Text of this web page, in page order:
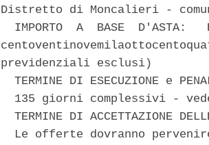
Distretto di Moncalieri -
IMPORTO  A  BASE  D'ASTA:
previdenziali esclusi)
TERMINE DI ESECUZIONE e
135 giorni complessivi -
TERMINE DI ACCETTAZIONE
Le offerte dovranno